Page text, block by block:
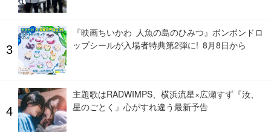
『映画ちいかわ 人魚の島のひみつ』ボンボンドロ
ップシールが入場者特典第2弾に! 8月8日から
主題歌はRADWIMPS、横浜流星×広瀬すず『汝、
星のごとく』心がすれ違う最新予告